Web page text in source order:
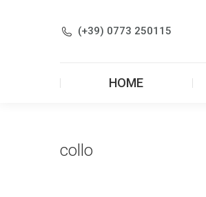
(+39) 0773 250115
HOME
collo